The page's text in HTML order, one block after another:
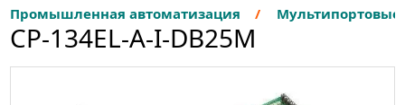
Промышленная автоматизация Мультипортовые
CP-134EL-A-I-DB25M